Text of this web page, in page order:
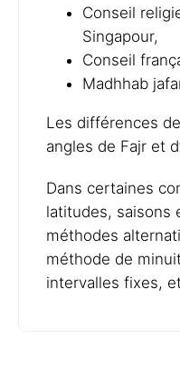
Conseil
Singapour,
Conseil
Madhhab
Les différences
angles de Fajr et
Dans certaines
latitudes, saisons
méthodes
méthode de
intervalles fixes,